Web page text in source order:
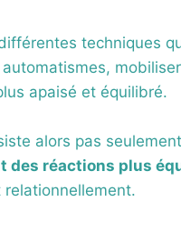
techniques
apaisé et équilibré.
alors pas
des réactions plus